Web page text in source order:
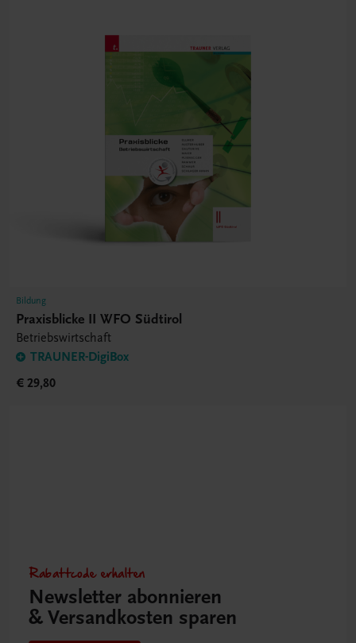
Bildung
Praxisblicke II WFO Südtirol
Betriebswirtschaft
TRAUNER-DigiBox
€ 29,80
Rabattcode erhalten
Newsletter abonnieren
& Versandkosten sparen